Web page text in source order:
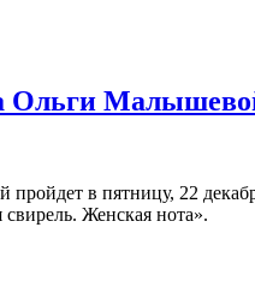
Ольги
в пятницу, 22
Женская нота».